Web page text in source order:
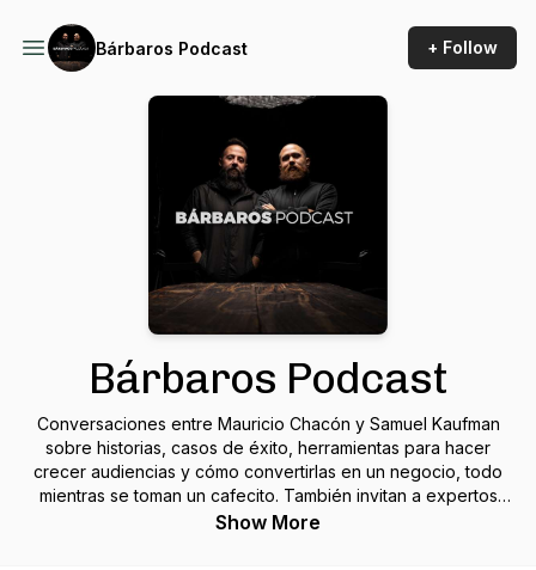
Bárbaros Podcast + Follow
Bárbaros Podcast
Conversaciones entre Mauricio Chacón y Samuel Kaufman
sobre historias, casos de éxito, herramientas para hacer
crecer audiencias y cómo convertirlas en un negocio, todo
mientras se toman un cafecito. También invitan a expertos
que comparten sus estrategias, secretos y experiencias de
Show More